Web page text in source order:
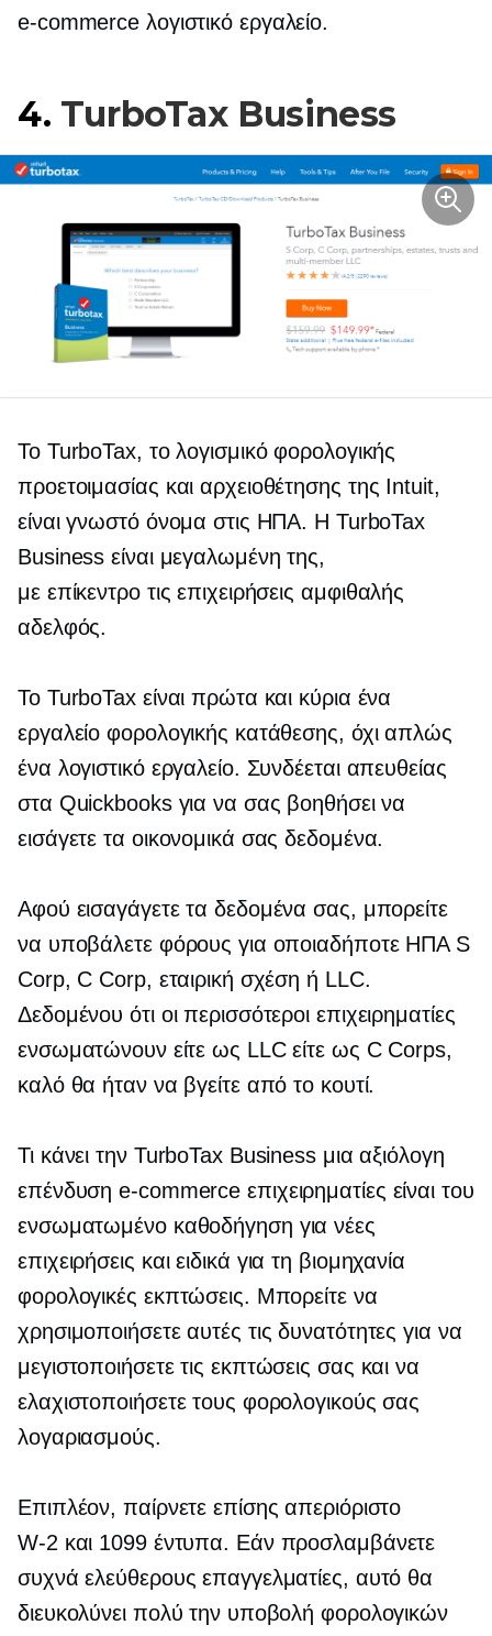
e-commerce λογιστικό εργαλείο.
4. TurboTax Business
Το TurboTax, το λογισμικό φορολογικής
προετοιμασίας και αρχειοθέτησης της Intuit,
είναι γνωστό όνομα στις ΗΠΑ. Η TurboTax
Business είναι μεγαλωμένη της,
με επίκεντρο τις επιχειρήσεις αμφιθαλής
αδελφός.
Το TurboTax είναι πρώτα και κύρια ένα
εργαλείο φορολογικής κατάθεσης, όχι απλώς
ένα λογιστικό εργαλείο. Συνδέεται απευθείας
στα Quickbooks για να σας βοηθήσει να
εισάγετε τα οικονομικά σας δεδομένα.
Αφού εισαγάγετε τα δεδομένα σας, μπορείτε
να υποβάλετε φόρους για οποιαδήποτε ΗΠΑS
Corp, C Corp, εταιρική σχέση ή LLC.
Δεδομένου ότι οι περισσότεροι επιχειρηματίες
ενσωματώνουν είτε ως LLC είτε ως C Corps,
καλό θα ήταν να βγείτε από το κουτί.
Τι κάνει την TurboTax Business μια αξιόλογη
επένδυσηe-commerce επιχειρηματίες είναι του
ενσωματωμένοκαθοδήγηση για νέες
επιχειρήσεις καιειδικά για τη βιομηχανία
φορολογικές εκπτώσεις. Μπορείτε να
χρησιμοποιήσετε αυτές τις δυνατότητες για να
μεγιστοποιήσετε τις εκπτώσεις σας και να
ελαχιστοποιήσετε τους φορολογικούς σας
λογαριασμούς.
Επιπλέον, παίρνετε επίσης απεριόριστο
W-2 και 1099 έντυπα. Εάν προσλαμβάνετε
συχνά ελεύθερους επαγγελματίες, αυτό θα
διευκολύνει πολύ την υποβολή φορολογικών